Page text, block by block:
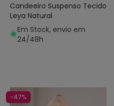
Candeeiro Suspenso Tecido
Leya Natural
Em Stock, envio em
24/48h
-47%